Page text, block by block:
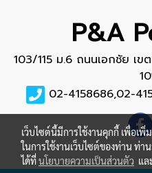
P&A
103/115 ม.6 ถนนเอกชัย เ
02-4158686,02-
เว็บไซต์นี้มีการใช้งานคุกกี้ เพื่อ
ในการใช้งานเว็บไซต์ของท่าน ท่า
ได้ที่นโยบายความเป็นส่วนตัว แล